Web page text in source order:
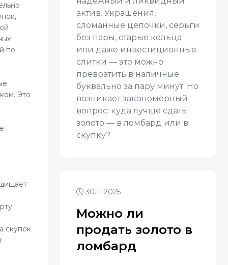
по
Это
скупок
актив. Украшения,
сломанные цепочки, серьги
без пары, старые кольца
или даже инвестиционные
слитки — это можно
превратить в наличные
буквально за пару минут. Но
возникает закономерный
вопрос: куда лучше сдать
золото — в ломбард или в
скупку?
30.11.2025
Можно ли
продать золото в
ломбард